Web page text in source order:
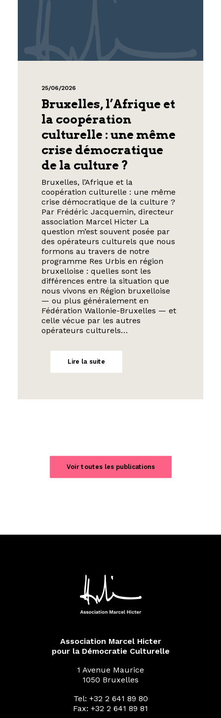
25/06/2026
Bruxelles, l’Afrique et
la coopération
culturelle : une même
crise démocratique
de la culture ?
Bruxelles, l’Afrique et la
coopération culturelle : une même
crise démocratique de la culture ?
Par Frédéric Jacquemin, directeur
association Marcel Hicter La
question m’est souvent posée par
des opérateurs culturels que nous
formons au travers de notre
programme Res Urbis en région
bruxelloise : quelles sont les
différences entre la situation que
nous vivons en Région bruxelloise
— ou plus généralement en
Fédération Wallonie-Bruxelles — et
celle vécue par les autres
opérateurs culturels…
Lire la suite
Voir toutes les publications
Association Marcel Hicter
pour la Démocratie Culturelle
1 Avenue Maurice
1050 Bruxelles
Tel: +32 2 641 89 80
Fax: +32 2 641 89 81